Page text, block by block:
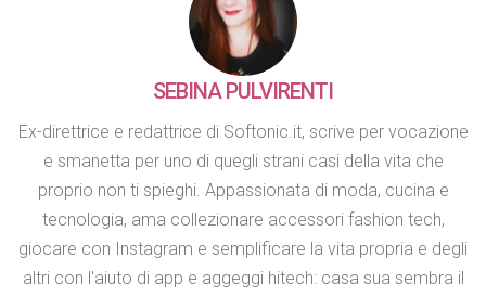
SEBINA PULVIRENTI
Ex-direttrice e redattrice di Softonic.it, scrive per vocazione
e smanetta per uno di quegli strani casi della vita che
proprio non ti spieghi. Appassionata di moda, cucina e
tecnologia, ama collezionare accessori fashion tech,
giocare con Instagram e semplificare la vita propria e degli
altri con l'aiuto di app e aggeggi hitech: casa sua sembra il